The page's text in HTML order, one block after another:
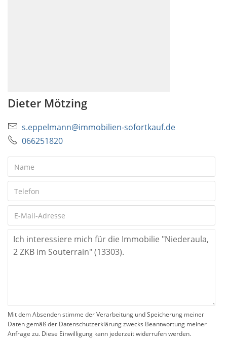
Dieter Mötzing
s.eppelmann@immobilien-sofortkauf.de
066251820
Mit dem Absenden stimme der Verarbeitung und Speicherung meiner
Daten gemäß der Datenschutzerklärung zwecks Beantwortung meiner
Anfrage zu. Diese Einwilligung kann jederzeit widerrufen werden.